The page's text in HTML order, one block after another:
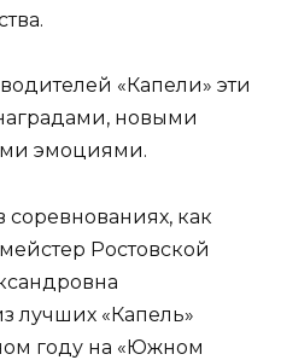
«Капели» эти
новыми
эмоциями.
как
Ростовской
лучших «Капель»
году на «Южном